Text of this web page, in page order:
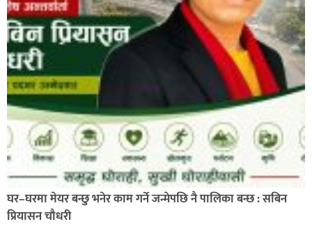
प्रहरी साहयक निरीक्षक कुलबहादुर बिककाे पहलमा खडैचा
प्रहरीले पायाे जग्गाधनी पुर्जा
पत्रकारको प्रेसकार्ड बोकेर हिड्ने लागुऔषध कारोबारमा संलग्न
रहेको आरोपमा ३ जना पक्राउ,
घर–घरमा मेयर बन्छु भनेर काम गर्ने जन्मेपछि नै पालिका बन्छ : सबिन
प्रियासन चौधरी